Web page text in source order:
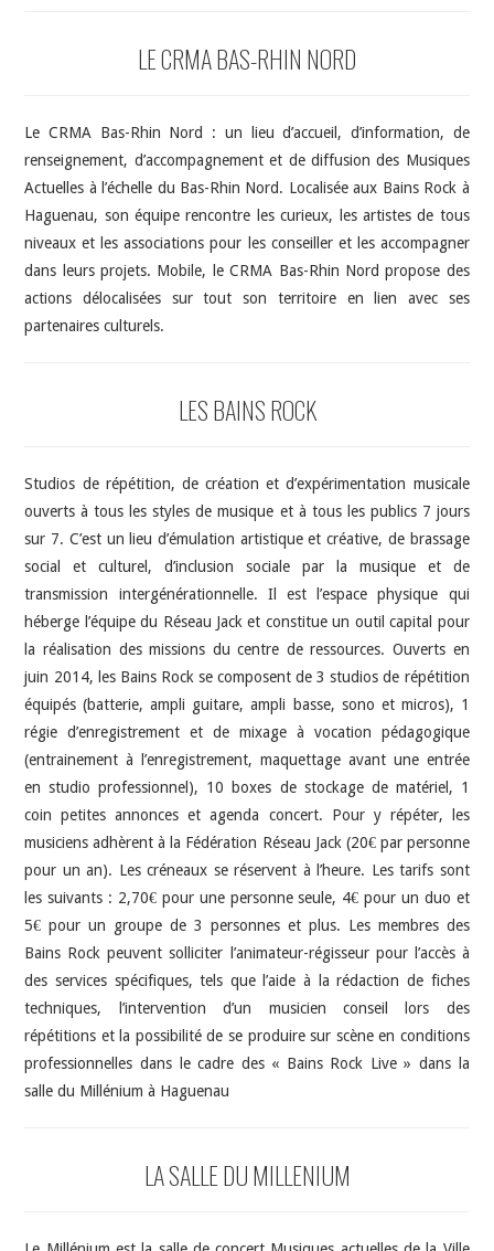
LE CRMA BAS-RHIN NORD
Le CRMA Bas-Rhin Nord : un lieu d’accueil, d’information, de
renseignement, d’accompagnement et de diffusion des Musiques
Actuelles à l’échelle du Bas-Rhin Nord. Localisée aux Bains Rock à
Haguenau, son équipe rencontre les curieux, les artistes de tous
niveaux et les associations pour les conseiller et les accompagner
dans leurs projets. Mobile, le CRMA Bas-Rhin Nord propose des
actions délocalisées sur tout son territoire en lien avec ses
partenaires culturels.
LES BAINS ROCK
Studios de répétition, de création et d’expérimentation musicale
ouverts à tous les styles de musique et à tous les publics 7 jours
sur 7. C’est un lieu d’émulation artistique et créative, de brassage
social et culturel, d’inclusion sociale par la musique et de
transmission intergénérationnelle. Il est l’espace physique qui
héberge l’équipe du Réseau Jack et constitue un outil capital pour
la réalisation des missions du centre de ressources. Ouverts en
juin 2014, les Bains Rock se composent de 3 studios de répétition
équipés (batterie, ampli guitare, ampli basse, sono et micros), 1
régie d’enregistrement et de mixage à vocation pédagogique
(entrainement à l’enregistrement, maquettage avant une entrée
en studio professionnel), 10 boxes de stockage de matériel, 1
coin petites annonces et agenda concert. Pour y répéter, les
musiciens adhèrent à la Fédération Réseau Jack (20€ par personne
pour un an). Les créneaux se réservent à l’heure. Les tarifs sont
les suivants : 2,70€ pour une personne seule, 4€ pour un duo et
5€ pour un groupe de 3 personnes et plus. Les membres des
Bains Rock peuvent solliciter l’animateur-régisseur pour l’accès à
des services spécifiques, tels que l’aide à la rédaction de fiches
techniques, l’intervention d’un musicien conseil lors des
répétitions et la possibilité de se produire sur scène en conditions
professionnelles dans le cadre des « Bains Rock Live » dans la
salle du Millénium à Haguenau
LA SALLE DU MILLENIUM